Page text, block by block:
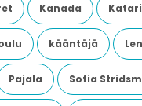
Kanada
kääntäjä
Pajala Sofia